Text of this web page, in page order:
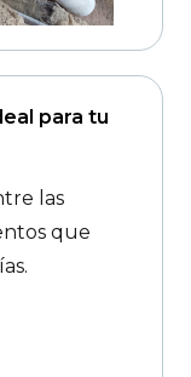
para tu
las
que